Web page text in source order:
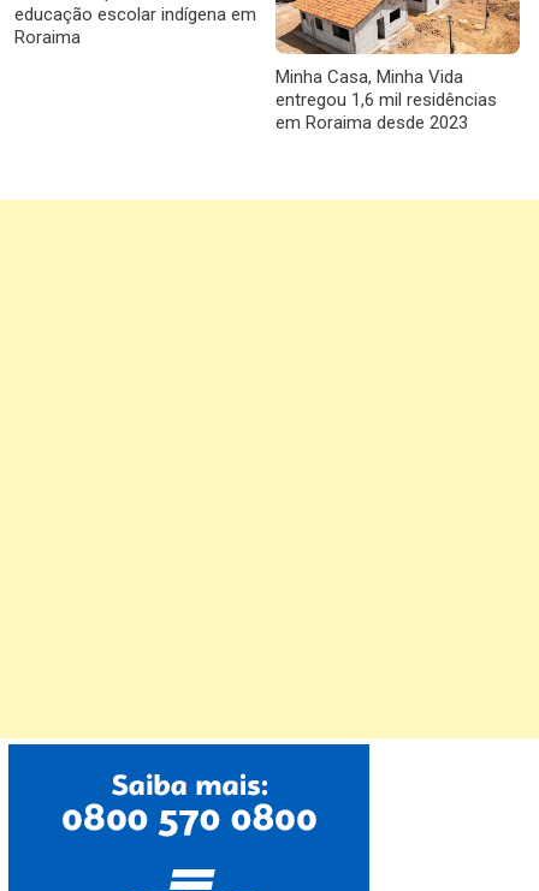
educação escolar indígena em
Roraima
Minha Casa, Minha Vida
entregou 1,6 mil residências
em Roraima desde 2023